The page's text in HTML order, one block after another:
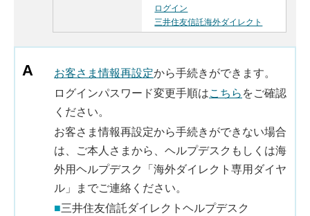
ログイン
三井住友信託海外ダイレクト
お客さま情報再設定から手続きができます。
ログインパスワード変更手順はこちらをご確認
ください。
お客さま情報再設定から手続きができない場合
は、ご本人さまから、ヘルプデスクもしくは海
外用ヘルプデスク「海外ダイレクト専用ダイヤ
ル」までご連絡ください。
■三井住友信託ダイレクトヘルプデスク